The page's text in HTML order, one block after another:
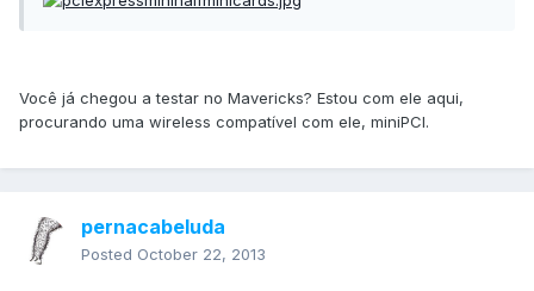
Você já chegou a testar no Mavericks? Estou com ele aqui,
procurando uma wireless compatível com ele, miniPCI.
pernacabeluda
Posted October 22, 2013